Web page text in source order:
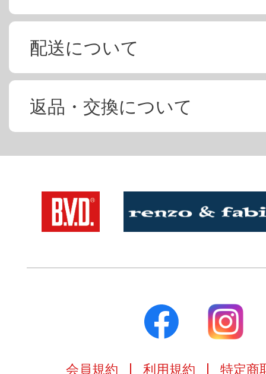
配送について
返品・交換について
会員規約 利用規約 特定商